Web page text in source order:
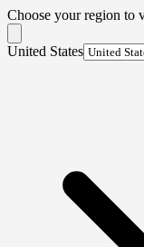
Choose your region to
United States